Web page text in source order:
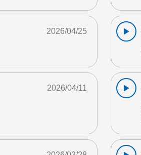
2026/04/25
2026/04/11